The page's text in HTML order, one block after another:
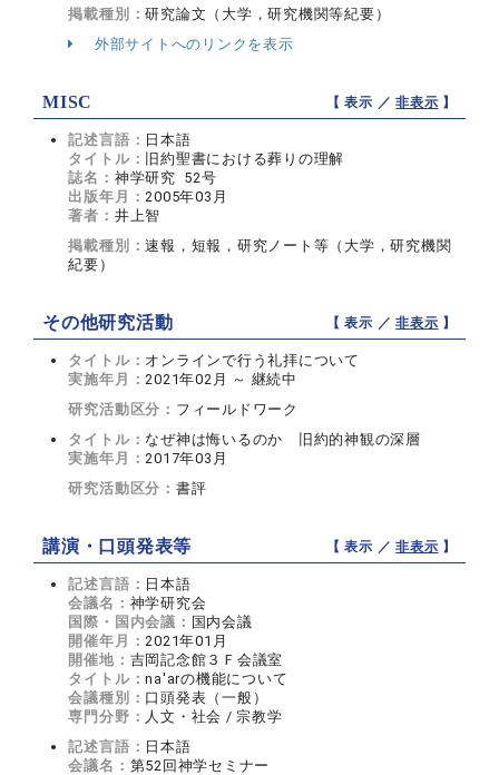
掲載種別：研究論文（大学，研究機関等紀要）
外部サイトへのリンクを表示
MISC 【 表示 ／非表示 】
記述言語： 日本語
タイトル：
旧約聖書における葬りの理解
誌名： 神学研究 52号
出版年月：2005年03月
著者： 井上智
掲載種別：速報，短報，研究ノート等（大学，研究機関
紀要）
その他研究活動 【 表示 ／非表示 】
タイトル： オンラインで行う礼拝について
実施年月：2021年02月 ～ 継続中
研究活動区分： フィールドワーク
タイトル： なぜ神は悔いるのか 旧約的神観の深層
実施年月：2017年03月
研究活動区分： 書評
講演・口頭発表等 【 表示 ／非表示 】
記述言語： 日本語
会議名： 神学研究会
国際・国内会議： 国内会議
開催年月：2021年01月
開催地： 吉岡記念館３Ｆ会議室
タイトル：na'arの機能について
会議種別： 口頭発表（一般）
専門分野： 人文・社会 / 宗教学
記述言語： 日本語
会議名： 第52回神学セミナー